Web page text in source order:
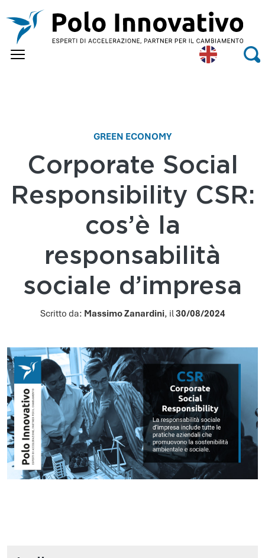
Eng
lish
GREEN ECONOMY
Corporate Social
Responsibility CSR:
cos’è la
responsabilità
sociale d’impresa
Scritto da: Massimo Zanardini, il30/08/2024